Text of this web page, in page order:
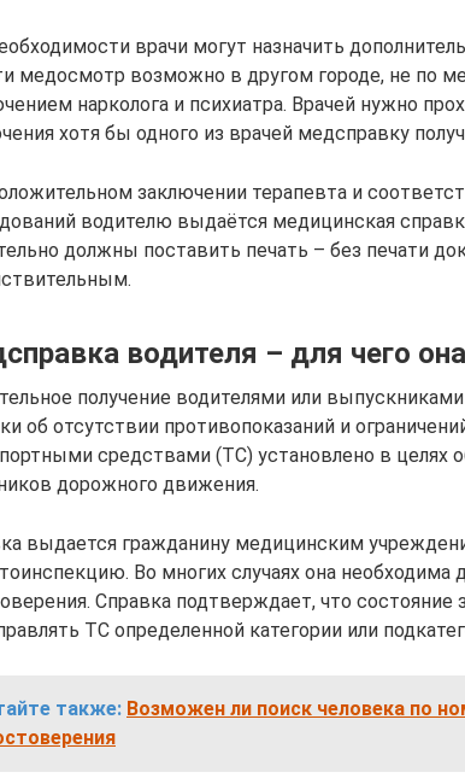
врачи могут назначить
медосмотр возможно в другом городе, не по
нарколога и психиатра. Врачей нужно
хотя бы одного из врачей медсправку
заключении терапевта и
водителю выдаётся медицинская
должны поставить печать – без печати
водителя – для чего
получение водителями или
об отсутствии противопоказаний и
средствами (ТС) установлено в целях
дорожного движения.
выдается гражданину медицинским
Во многих случаях она необходима
Справка подтверждает, что состояние
ТС определенной категории или
также: Возможен ли поиск человека по